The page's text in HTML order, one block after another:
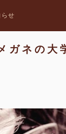
ガネの大
せ